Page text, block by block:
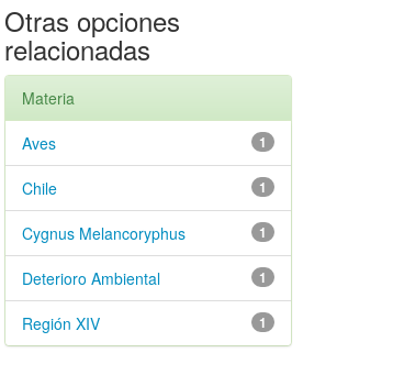
Otras opciones
relacionadas
Materia
1
Aves
1
Chile
1
Cygnus Melancoryphus
1
Deterioro Ambiental
1
Región XIV